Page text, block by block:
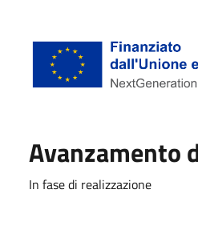
Avanzamento
In fase di realizzazione